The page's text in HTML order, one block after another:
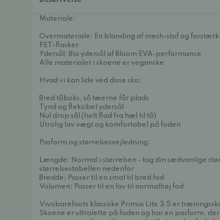
Materiale:
Overmateriale: En blanding af mesh-stof og
PET-flasker
Ydersål: Bio ydersål af Bloom EVA-performance
Alle materialer i skoene er veganske
Hvad vi kan lide ved disse sko:
Bred tåboks, så tæerne får plads
Tynd og fleksibel ydersål
Nul drop sål (helt flad fra hæl til tå)
Utrolig lav vægt og komfortabel på foden
Pasform og størrelsesvejledning:
Længde: Normal i størrelsen - tag din sædvanlige
størrelsestabellen nedenfor
Bredde: Passer til en smal til bred fod
Volumen: Passer til en lav til normalhøj fod
Vivobarefoots klassiske Primus Lite 3.5 er
Skoene er ultralette på foden og har en pasform,